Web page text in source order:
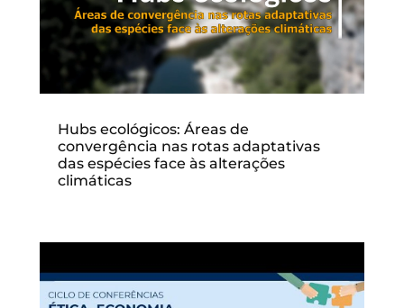
Hubs ecológicos: Áreas de
convergência nas rotas adaptativas
das espécies face às alterações
climáticas